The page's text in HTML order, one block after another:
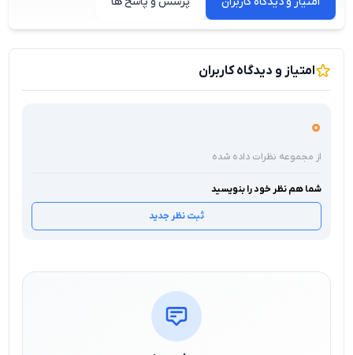
امتیاز و دیدگاه کاربران
0
از مجموعه نظرات داده شده
شما هم نظر خود را بنویسید
ثبت نظر جدید